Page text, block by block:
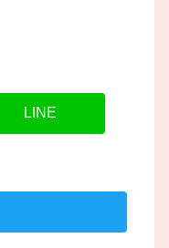
LINE